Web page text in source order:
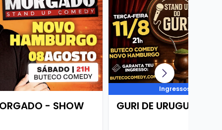
- SHOW
Ingressos voando
GURI DE URUGUAIANA